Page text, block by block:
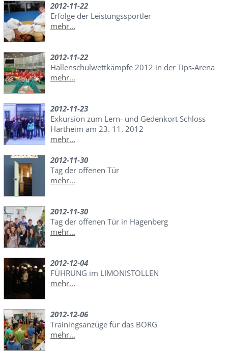
2012-11-22
Erfolge der Leistungssportler
mehr...
2012-11-22
Hallenschulwettkämpfe 2012 in der Tips-Arena
mehr...
2012-11-23
Exkursion zum Lern- und Gedenkort Schloss
Hartheim am 23. 11. 2012
mehr...
2012-11-30
Tag der offenen Tür
mehr...
2012-11-30
Tag der offenen Tür in Hagenberg
mehr...
2012-12-04
FÜHRUNG im LIMONISTOLLEN
mehr...
2012-12-06
Trainingsanzüge für das BORG
mehr...